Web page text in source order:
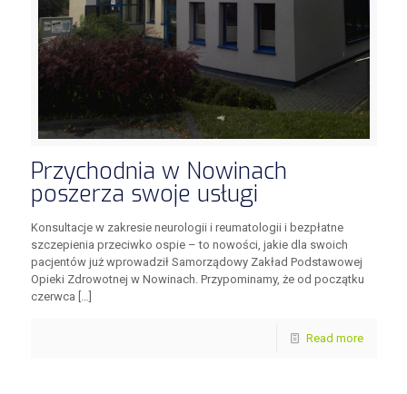
Przychodnia w Nowinach
poszerza swoje usługi
Konsultacje w zakresie neurologii i reumatologii i bezpłatne
szczepienia przeciwko ospie – to nowości, jakie dla swoich
pacjentów już wprowadził Samorządowy Zakład Podstawowej
Opieki Zdrowotnej w Nowinach. Przypominamy, że od początku
czerwca […]
Read more